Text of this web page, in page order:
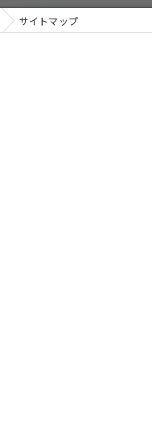
サイトマップ